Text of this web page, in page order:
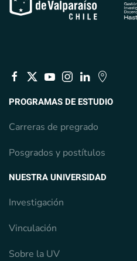
PROGRAMAS DE ESTUDIO
Carreras de pregrado
Posgrados y postítulos
NUESTRA UNIVERSIDAD
Investigación
Vinculación
Sobre la UV